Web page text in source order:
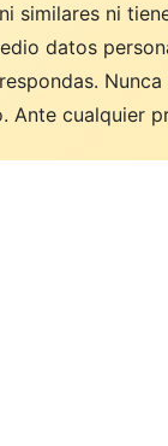
similares ni
datos
Ante cualquier